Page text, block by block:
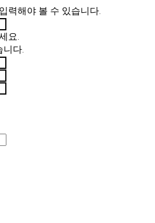
력해야 볼 수 있습니다.
요.
니다.